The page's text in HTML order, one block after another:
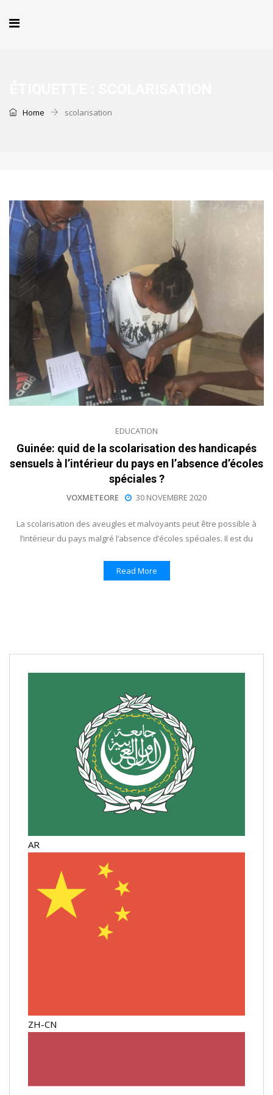
Home scolarisation
EDUCATION
Guinée: quid de la scolarisation des handicapés
sensuels à l’intérieur du pays en l’absence d’écoles
spéciales ?
VOXMETEORE 30 NOVEMBRE 2020
La scolarisation des aveugles et malvoyants peut être possible à
l’intérieur du pays malgré l’absence d’écoles spéciales. Il est du
Read More
AR
ZH-CN